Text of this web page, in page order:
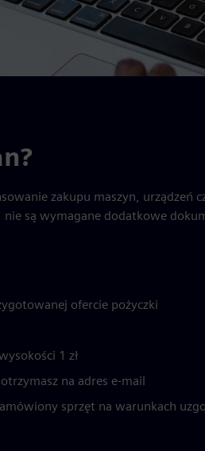
zakupu maszyn, urządzeń
są wymagane dodatkowe
ofercie pożyczki
1 zł
na adres e-mail
sprzęt na warunkach